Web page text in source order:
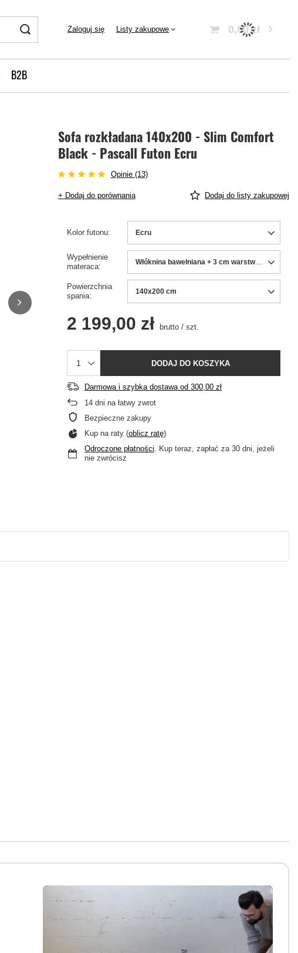
Zaloguj się Listy zakupowe 0,00 zł
B2B
Sofa rozkładana 140x200 - Slim Comfort
Black - Pascall Futon Ecru
Opinie (13)
+ Dodaj do porównania Dodaj do listy zakupowej
Kolor futonu Ecru
Wypełnienie
materaca
Włóknina bawełniana + 3 cm warstwa lateksu
Powierzchnia
spania
140x200 cm
2 199,00 zł brutto/ szt.
DODAJ DO KOSZYKA
Darmowa i szybka dostawaod 300,00 zł
14dni na łatwy zwrot
Bezpieczne zakupy
Kup na raty (oblicz ratę)
Odroczone płatności. Kup teraz, zapłać za 30 dni, jeżeli
nie zwrócisz